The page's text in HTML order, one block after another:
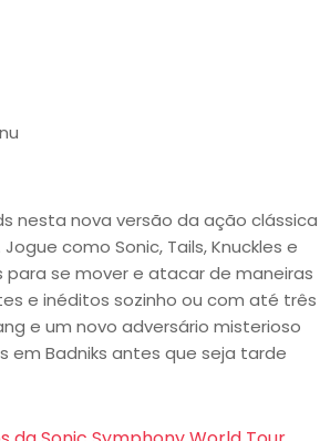
nesta nova versão da ação clássica
como Sonic, Tails, Knuckles e
para se mover e atacar de maneiras
e inéditos sozinho ou com até três
e um novo adversário misterioso
em Badniks antes que seja tarde